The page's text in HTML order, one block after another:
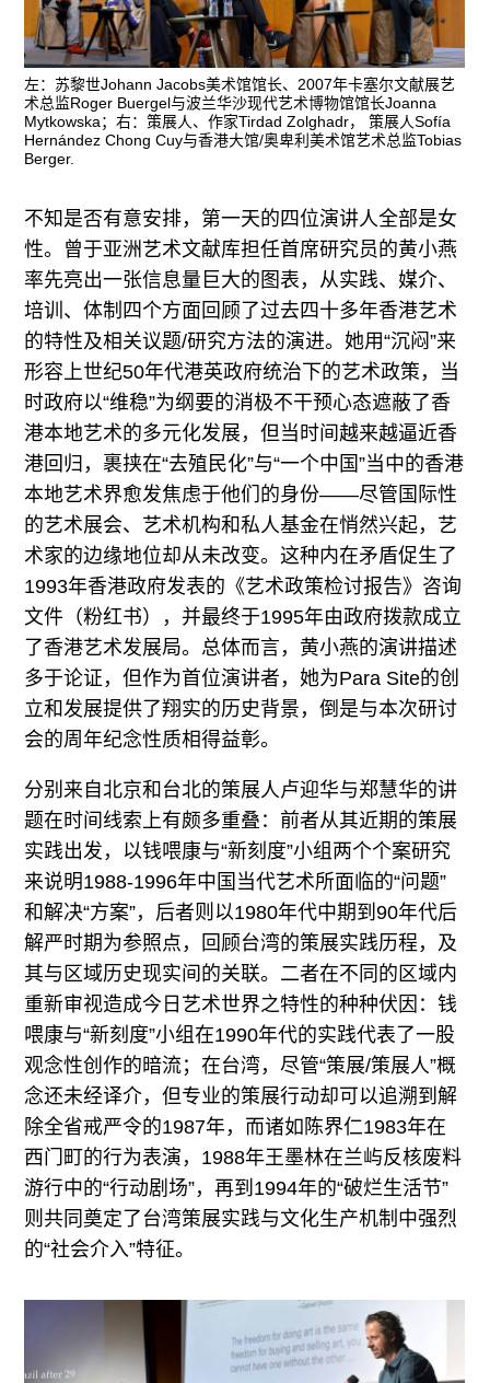
左：苏黎世Johann Jacobs美术馆馆长、2007年卡塞尔文献展艺
术总监Roger Buergel与波兰华沙现代艺术博物馆馆长Joanna
Mytkowska；右：策展人、作家Tirdad Zolghadr， 策展人Sofía
Hernández Chong Cuy与香港大馆/奥卑利美术馆艺术总监Tobias
Berger.
不知是否有意安排，第一天的四位演讲人全部是女
性。曾于亚洲艺术文献库担任首席研究员的黄小燕
率先亮出一张信息量巨大的图表，从实践、媒介、
培训、体制四个方面回顾了过去四十多年香港艺术
的特性及相关议题/研究方法的演进。她用“沉闷”来
形容上世纪50年代港英政府统治下的艺术政策，当
时政府以“维稳”为纲要的消极不干预心态遮蔽了香
港本地艺术的多元化发展，但当时间越来越逼近香
港回归，裹挟在“去殖民化”与“一个中国”当中的香港
本地艺术界愈发焦虑于他们的身份——尽管国际性
的艺术展会、艺术机构和私人基金在悄然兴起，艺
术家的边缘地位却从未改变。这种内在矛盾促生了
1993年香港政府发表的《艺术政策检讨报告》咨询
文件（粉红书），并最终于1995年由政府拨款成立
了香港艺术发展局。总体而言，黄小燕的演讲描述
多于论证，但作为首位演讲者，她为Para Site的创
立和发展提供了翔实的历史背景，倒是与本次研讨
会的周年纪念性质相得益彰。
分别来自北京和台北的策展人卢迎华与郑慧华的讲
题在时间线索上有颇多重叠：前者从其近期的策展
实践出发，以钱喂康与“新刻度”小组两个个案研究
来说明1988-1996年中国当代艺术所面临的“问题”
和解决“方案”，后者则以1980年代中期到90年代后
解严时期为参照点，回顾台湾的策展实践历程，及
其与区域历史现实间的关联。二者在不同的区域内
重新审视造成今日艺术世界之特性的种种伏因：钱
喂康与“新刻度”小组在1990年代的实践代表了一股
观念性创作的暗流；在台湾，尽管“策展/策展人”概
念还未经译介，但专业的策展行动却可以追溯到解
除全省戒严令的1987年，而诸如陈界仁1983年在
西门町的行为表演，1988年王墨林在兰屿反核废料
游行中的“行动剧场”，再到1994年的“破烂生活节”
则共同奠定了台湾策展实践与文化生产机制中强烈
的“社会介入”特征。